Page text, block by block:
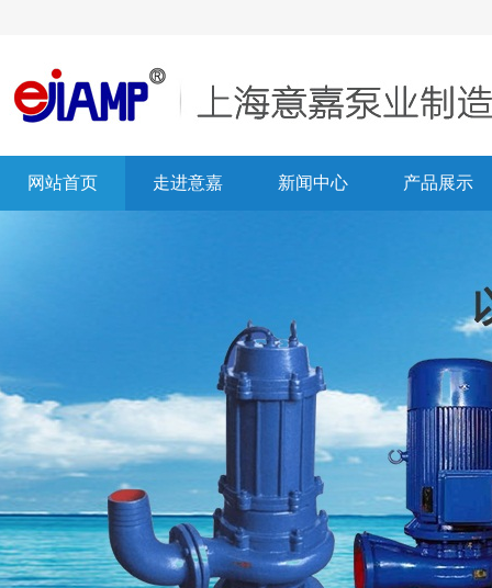
网站首页 走进意嘉 新闻中心 产品展示